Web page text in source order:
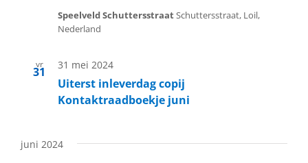
Speelveld SchuttersstraatSchuttersstraat, Loil,
Nederland
vr
31 31 mei 2024
Uiterst inleverdag copij
Kontaktraadboekje juni
juni 2024